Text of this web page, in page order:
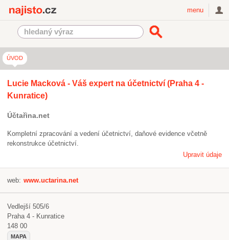
menu
ÚVOD
Lucie Macková - Váš expert na účetnictví (Praha 4 -
Kunratice)
Účtařina.net
Kompletní zpracování a vedení účetnictví, daňové evidence včetně
rekonstrukce účetnictví.
Upravit údaje
web: www.uctarina.net
Vedlejší 505/6
Praha 4 - Kunratice
148 00
MAPA